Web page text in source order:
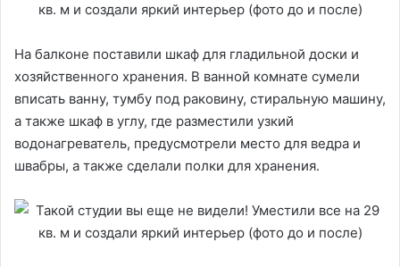
На балконе поставили шкаф для гладильной доски и
хозяйственного хранения. В ванной комнате сумели
вписать ванну, тумбу под раковину, стиральную машину,
а также шкаф в углу, где разместили узкий
водонагреватель, предусмотрели место для ведра и
швабры, а также сделали полки для хранения.